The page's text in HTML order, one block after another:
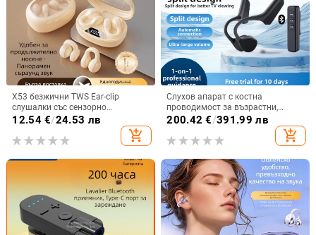
X53 безжични TWS Ear-clip
слушалки със сензорно
докосване, шумопотискане и
12.54€/24.53 лв
add_shopping_cart
Слухов апарат с костна
проводимост за възрастни,
двустранен, Bluetooth,
водоустойчив, интелигентно
устройство за слух
200.42 €/391.99 лв
add_shopping_cart